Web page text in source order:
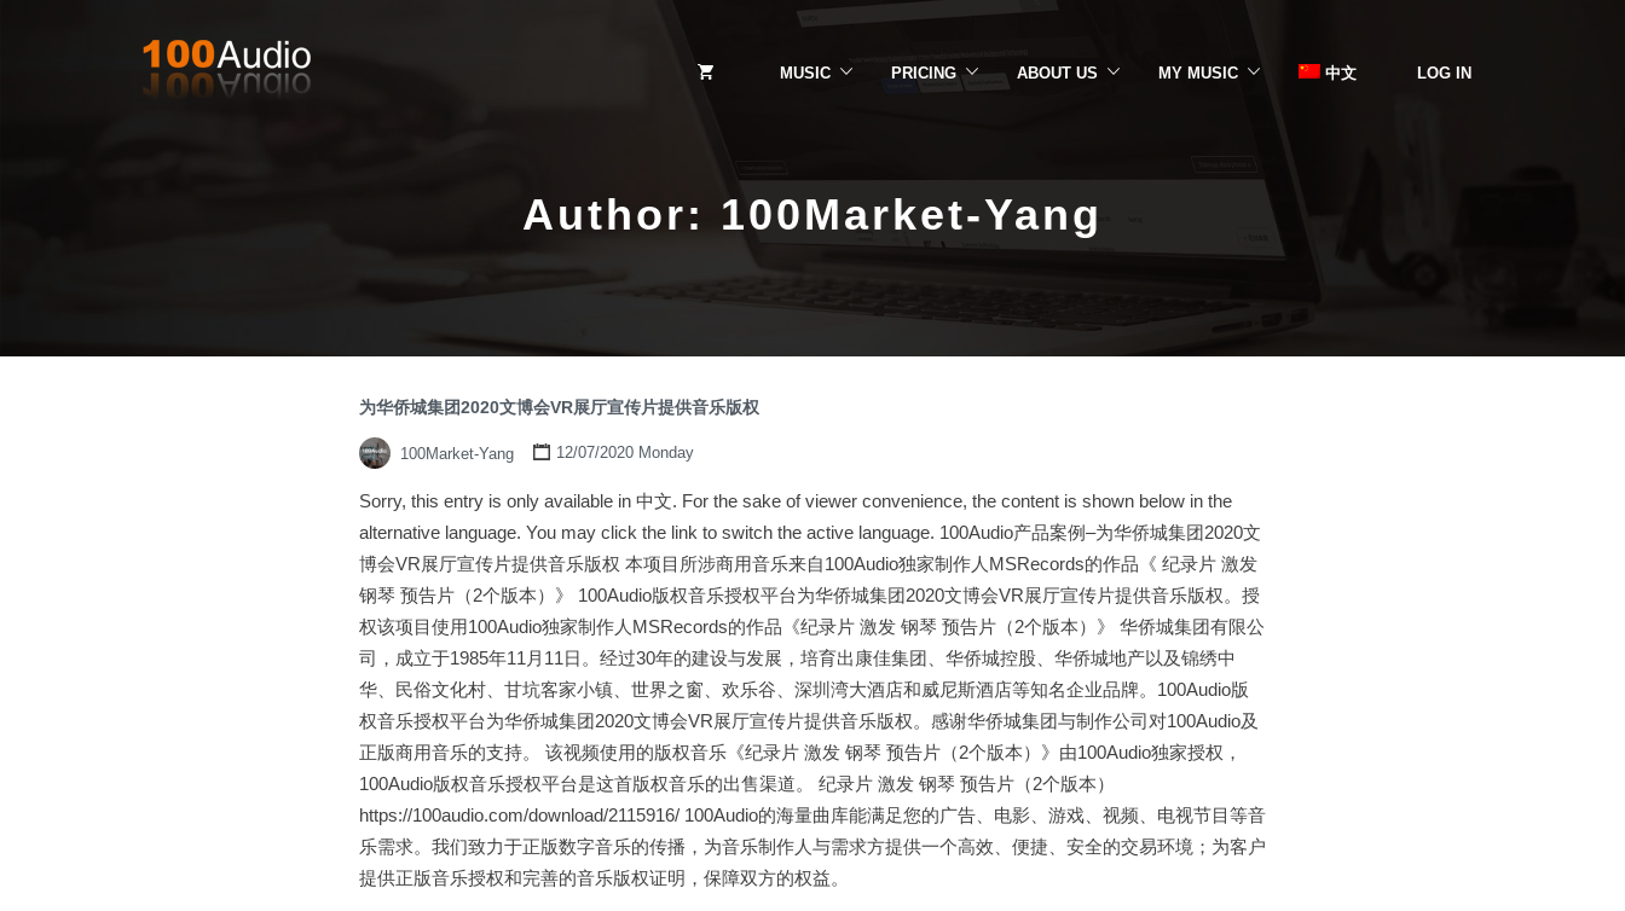
MUSIC PRICING ABOUT US MY MUSIC 中文 LOG IN
Author: 100Market-Yang
为华侨城集团2020文博会VR展厅宣传片提供音乐版权
100Market-Yang 12/07/2020 Monday
Sorry, this entry is only available in 中文. For the sake of viewer convenience, the content is shown below in the
alternative language. You may click the link to switch the active language. 100Audio产品案例–为华侨城集团2020文
博会VR展厅宣传片提供音乐版权 本项目所涉商用音乐来自100Audio独家制作人MSRecords的作品《 纪录片 激发
钢琴 预告片（2个版本）》 100Audio版权音乐授权平台为华侨城集团2020文博会VR展厅宣传片提供音乐版权。授
权该项目使用100Audio独家制作人MSRecords的作品《纪录片 激发 钢琴 预告片（2个版本）》 华侨城集团有限公
司，成立于1985年11月11日。经过30年的建设与发展，培育出康佳集团、华侨城控股、华侨城地产以及锦绣中
华、民俗文化村、甘坑客家小镇、世界之窗、欢乐谷、深圳湾大酒店和威尼斯酒店等知名企业品牌。100Audio版
权音乐授权平台为华侨城集团2020文博会VR展厅宣传片提供音乐版权。感谢华侨城集团与制作公司对100Audio及
正版商用音乐的支持。 该视频使用的版权音乐《纪录片 激发 钢琴 预告片（2个版本）》由100Audio独家授权，
100Audio版权音乐授权平台是这首版权音乐的出售渠道。 纪录片 激发 钢琴 预告片（2个版本）
https://100audio.com/download/2115916/ 100Audio的海量曲库能满足您的广告、电影、游戏、视频、电视节目等音
乐需求。我们致力于正版数字音乐的传播，为音乐制作人与需求方提供一个高效、便捷、安全的交易环境；为客户
提供正版音乐授权和完善的音乐版权证明，保障双方的权益。